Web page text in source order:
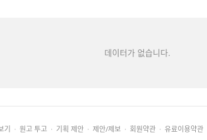
데이터가 없습니다.
· 원고 투고 · 기획 제안 · 제안/제보 · 회원약관 · 유료이용약관